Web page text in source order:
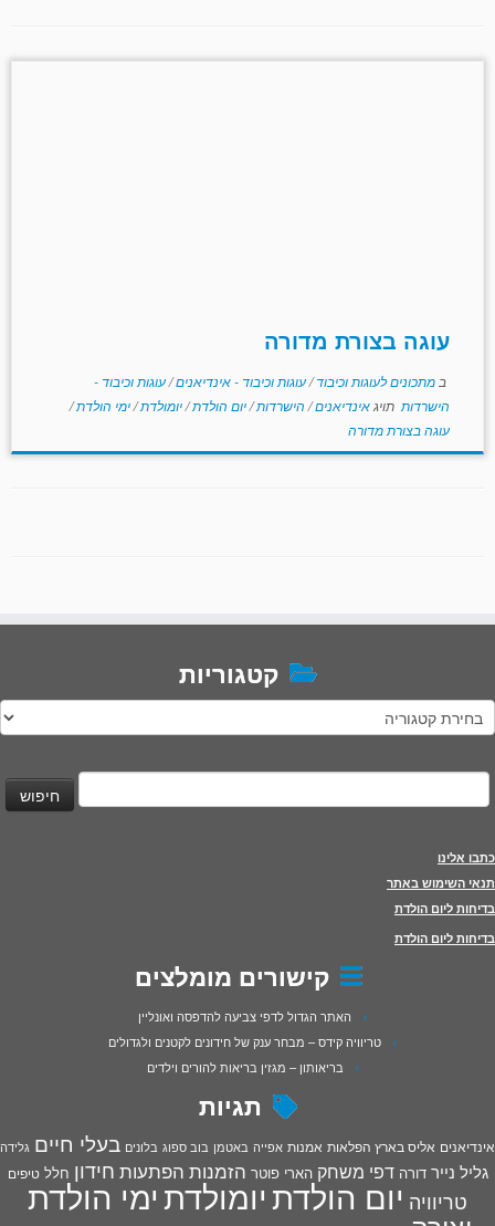
עוגה בצורת מדורה
ב מתכונים לעוגות וכיבוד/עוגות וכיבוד - אינדיאנים/עוגות וכיבוד -
הישרדות תויגאינדיאנים/ הישרדות/יום הולדת/יומולדת/ימי הולדת/
עוגה בצורת מדורה
קטגוריות
קטגוריות
חיפוש:
כתבו אלינו
תנאי השימוש באתר
בדיחות ליום הולדת
בדיחות ליום הולדת
קישורים מומלצים
האתר הגדול לדפי צביעה להדפסה ואונליין
טריוויה קידס – מבחר ענק של חידונים לקטנים ולגדולים
בריאותון – מגזין בריאות להורים וילדים
תגיות
אינדיאנים אליס בארץ הפלאות אמנות אפייה באטמן בוב ספוג בלונים בעלי חיים גלידה
גליל נייר דורה דפי משחק הארי פוטר הזמנות הפתעות חידון חלל טיפים
טריוויה יום הולדתיומולדתימי הולדת